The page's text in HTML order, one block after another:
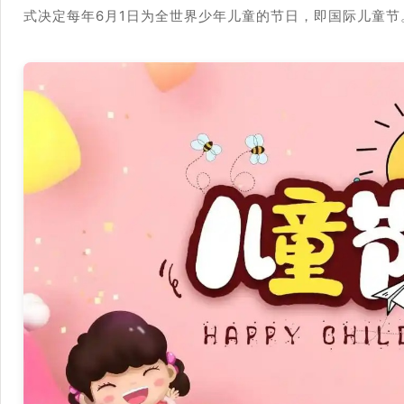
式决定每年6月1日为全世界少年儿童的节日，即国际儿童节